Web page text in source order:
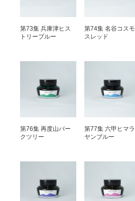
第73集 兵庫津ヒス
トリーブルー
第74集 名谷コスモ
スレッド
第76集 再度山パー
クツリー
第77集 六甲ヒマラ
ヤンブルー